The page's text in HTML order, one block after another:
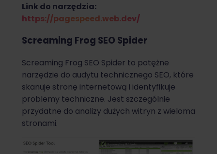
Link do narzędzia:
https://pagespeed.web.dev/
Screaming Frog SEO Spider
Screaming Frog SEO Spider to potężne
narzędzie do audytu technicznego SEO, które
skanuje stronę internetową i identyfikuje
problemy techniczne. Jest szczególnie
przydatne do analizy dużych witryn z wieloma
stronami.